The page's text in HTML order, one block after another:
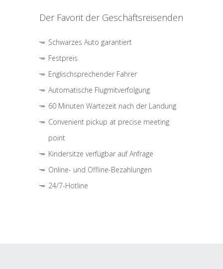
Der Favorit der Geschäftsreisenden
Schwarzes Auto garantiert
Festpreis
Englischsprechender Fahrer
Automatische Flugmitverfolgung
60 Minuten Wartezeit nach der Landung
Convenient pickup at precise meeting
point
Kindersitze verfügbar auf Anfrage
Online- und Offline-Bezahlungen
24/7-Hotline